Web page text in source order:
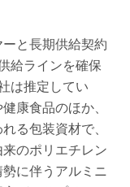
と長期供給契約
給ラインを確保
は推定してい
康食品のほか、
る包装資材で、
のポリエチレン
に伴うアルミニ